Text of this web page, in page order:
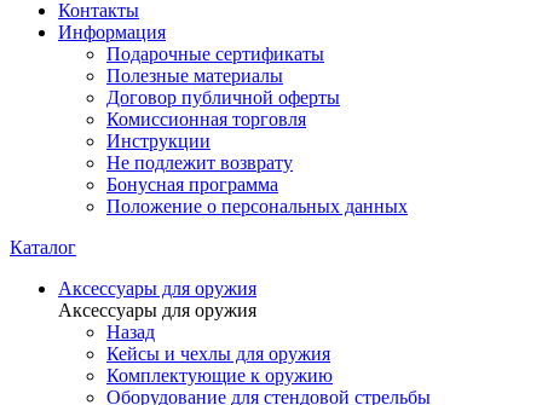
Контакты
Информация
Подарочные сертификаты
Полезные материалы
Договор публичной оферты
Комиссионная торговля
Инструкции
Не подлежит возврату
Бонусная программа
Положение о персональных данных
Каталог
Аксессуары для оружия
Аксессуары для оружия
Назад
Кейсы и чехлы для оружия
Комплектующие к оружию
Оборудование для стендовой стрельбы